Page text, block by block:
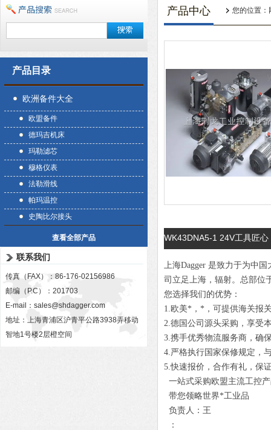
产品目录
欧洲备件大全
欧盟备件
德玛吉机床
玛勒滤芯
穆格仪表
法勒滑线
帕玛温控
史陶比尔接头
查看全部产品
联系我们
传真（FAX）：86-176-02156986
邮编（P.C）：201703
E-mail： sales@shdagger.com
地址：上海青浦区沪青平公路3938弄移动
智地1号楼2层橙空间
产品中心 您的位置：
WK43DNA5-1 24V工具匠
上海Dagger 是致力于为中
司立足上海，辐射。总部位
您选择我们的优势：
1.欧美*，*，可提供海关报
2.德国公司源头采购，享受
3.携手优秀物流服务商，确
4.严格执行国家保修规定，
5.快速报价，合作有礼，保
一站式采购欧盟主流工控
带您领略世界*工业品
负责人：王
：